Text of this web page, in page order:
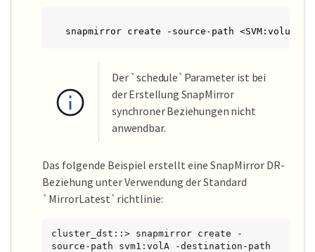
snapmirror create -source-path
Der `schedule`Parameter ist bei
der Erstellung SnapMirror
synchroner Beziehungen nicht
anwendbar.
Das folgende Beispiel erstellt eine SnapMirror DR-
Beziehung unter Verwendung der Standard
`MirrorLatest`richtlinie:
cluster_dst::> snapmirror create -
source-path svm1:volA -destination-path